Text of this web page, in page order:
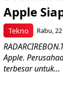
Tekno
Apple
Rabu,
Apple.
terbesar untuk...